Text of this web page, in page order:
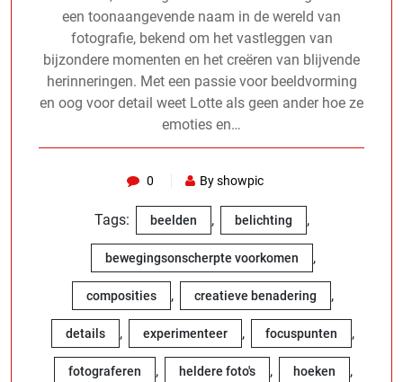
een toonaangevende naam in de wereld van
fotografie, bekend om het vastleggen van
bijzondere momenten en het creëren van blijvende
herinneringen. Met een passie voor beeldvorming
en oog voor detail weet Lotte als geen ander hoe ze
emoties en…
0 By showpic
Tags: beelden , belichting ,
bewegingsonscherpte voorkomen ,
composities , creatieve benadering ,
details , experimenteer , focuspunten ,
fotograferen , heldere foto's , hoeken ,